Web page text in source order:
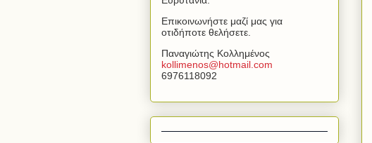
Επικοινωνήστε μαζί μας για
οτιδήποτε θελήσετε.
Παναγιώτης Κολλημένος
kollimenos@hotmail com
6976118092